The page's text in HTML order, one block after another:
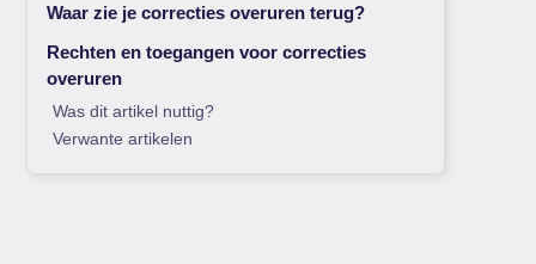
Waar zie je correcties overuren terug?
Rechten en toegangen voor correcties
overuren
Was dit artikel nuttig?
Verwante artikelen